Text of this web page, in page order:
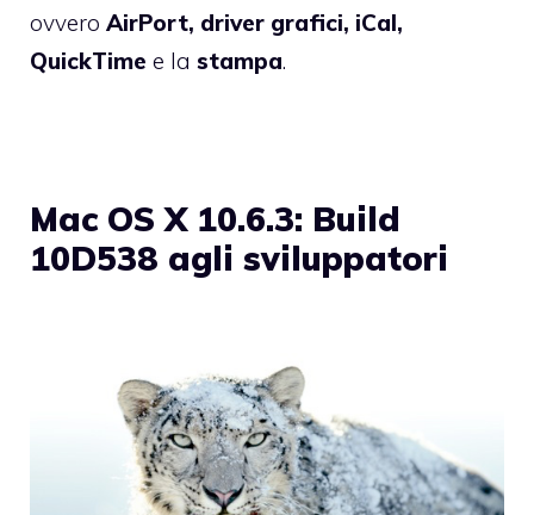
ovvero AirPort, driver grafici, iCal,
QuickTime e la stampa.
Mac OS X 10.6.3: Build
10D538 agli sviluppatori